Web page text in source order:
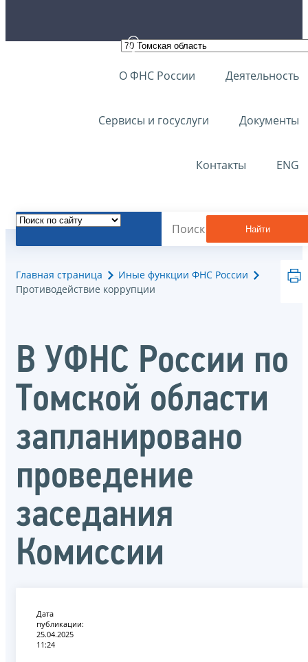
О ФНС России Деятельность
Сервисы и госуслуги Документы
Контакты ENG
Найти
Главная страница
Иные функции ФНС России
Противодействие коррупции
В УФНС России по
Томской области
запланировано
проведение
заседания
Комиссии
Дата
публикации:
25.04.2025
11:24